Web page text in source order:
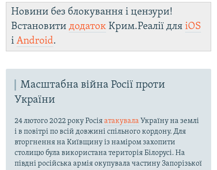
Новини без блокування і цензури!
Встановити додаток Крим.Реалії для iOS
і Android.
Масштабна війна Росії проти
України
24 лютого 2022 року Росіяатакувала Україну на землі
і в повітрі по всій довжині спільного кордону. Для
вторгнення на Київщину із наміром захопити
столицю була використана територія Білорусі. На
півдні російська армія окупувала частину Запорізької